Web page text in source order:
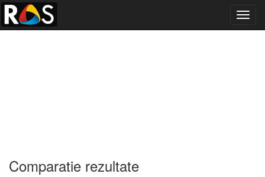
Comparatie rezultate